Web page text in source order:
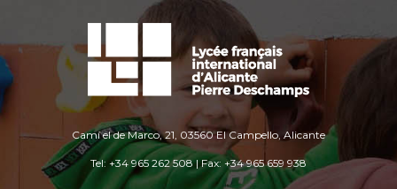
Camí el de Marco, 21, 03560 El Campello, Alicante
Tel: +34 965 262 508 | Fax: +34 965 659 938